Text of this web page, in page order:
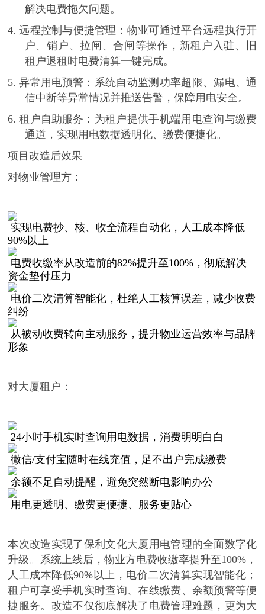
解决电费拖欠问题。
4.远程控制与便捷管理 ：物业可通过平台远程执行开
户、销户、拉闸、合闸等操作，新租户入驻、旧
租户退租时电费清算一键完成。
5.异常用电预警 ：系统自动监测功率超限、漏电、通
信中断等异常情况并推送告警，保障用电安全。
6.租户自助服务 ：为租户提供手机端用电查询与缴费
通道，实现用电数据透明化、缴费便捷化。
项目改造后效果
对物业管理方：
实现电费抄、核、收全流程自动化，人工成本降低
90%以上
电费收缴率从改造前的82%提升至100%，彻底解决
资金垫付压力
电价二次清算智能化，杜绝人工核算误差，减少收费
纠纷
从被动收费转向主动服务，提升物业运营效率与品牌
形象
对大厦租户：
24小时手机实时查询用电数据，消费明明白白
微信/支付宝随时在线充值，足不出户完成缴费
余额不足自动提醒，避免突然断电影响办公
用电更透明、缴费更便捷、服务更贴心
本次改造实现了保利文化大厦用电管理的全面数字化
升级。系统上线后，物业方电费收缴率提升至100%，
人工成本降低90%以上，电价二次清算实现智能化；
租户可享受手机实时查询、在线缴费、余额预警等便
捷服务。改造不仅彻底解决了电费管理难题，更为大
可以介绍下你们的产品么